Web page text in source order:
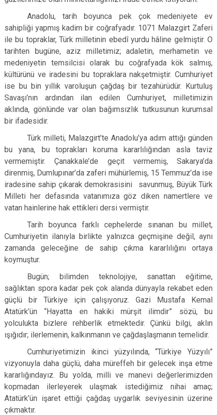
Anadolu, tarih boyunca pek çok medeniyete ev
sahipliği yapmış kadim bir coğrafyadır. 1071 Malazgirt Zaferi
ile bu topraklar, Türk milletinin ebedî yurdu hâline gelmiştir. O
tarihten bugüne, aziz milletimiz; adaletin, merhametin ve
medeniyetin temsilcisi olarak bu coğrafyada kök salmış,
kültürünü ve iradesini bu topraklara nakşetmiştir. Cumhuriyet
ise bu bin yıllık varoluşun çağdaş bir tezahürüdür. Kurtuluş
Savaşı’nın ardından ilan edilen Cumhuriyet, milletimizin
aklında, gönlünde var olan bağımsızlık tutkusunun kurumsal
bir ifadesidir.
Türk milleti, Malazgirt’te Anadolu’ya adım attığı günden
bu yana, bu toprakları koruma kararlılığından asla taviz
vermemiştir. Çanakkale’de geçit vermemiş, Sakarya’da
direnmiş, Dumlupınar’da zaferi mühürlemiş, 15 Temmuz’da ise
iradesine sahip çıkarak demokrasisini savunmuş, Büyük Türk
Milleti her defasında vatanımıza göz diken namertlere ve
vatan hainlerine hak ettikleri dersi vermiştir.
Tarih boyunca farklı cephelerde sınanan bu millet,
Cumhuriyetin ilanıyla birlikte yalnızca geçmişine değil, aynı
zamanda geleceğine de sahip çıkma kararlılığını ortaya
koymuştur.
Bugün; bilimden teknolojiye, sanattan eğitime,
sağlıktan spora kadar pek çok alanda dünyayla rekabet eden
güçlü bir Türkiye için çalışıyoruz. Gazi Mustafa Kemal
Atatürk’ün “Hayatta en hakiki mürşit ilimdir” sözü, bu
yolculukta bizlere rehberlik etmektedir. Çünkü bilgi, aklın
ışığıdır; ilerlemenin, kalkınmanın ve çağdaşlaşmanın temelidir.
Cumhuriyetimizin ikinci yüzyılında, “Türkiye Yüzyılı”
vizyonuyla daha güçlü, daha müreffeh bir gelecek inşa etme
kararlığındayız. Bu yolda, milli ve manevi değerlerimizden
kopmadan ilerleyerek ulaşmak istediğimiz nihai amaç;
Atatürk’ün işaret ettiği çağdaş uygarlık seviyesinin üzerine
çıkmaktır.